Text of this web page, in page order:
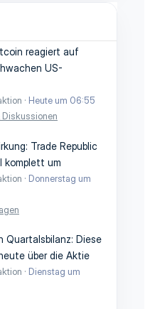
reagiert auf
US-
Heute um 06:55
Trade Republic
komplett um
Donnerstag um
Quartalsbilanz: Diese
über die Aktie
Dienstag um